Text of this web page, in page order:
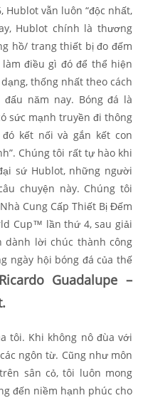
Hublot vẫn luôn “độc nhất,
Hublot chính là thương
hồ/ trang thiết bị đo đếm
điều gì đó để thể hiện
thống nhất theo cách
năm nay. Bóng đá là
sức mạnh truyền đi thông
kết nối và gắn kết con
Chúng tôi rất tự hào khi
sứ Hublot, những người
chuyện này. Chúng tôi
Cung Cấp Thiết Bị Đếm
Cup™ lần thứ 4, sau giải
dành lời chúc thành công
ngày hội bóng đá của thế
Ricardo Guadalupe –
tôi. Khi không nô đùa với
ngôn từ. Cũng như môn
sân cỏ, tôi luôn mong
đến niềm hạnh phúc cho